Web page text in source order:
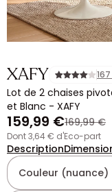
XAFY
Lot de 2 chaises
et Blanc - XAFY
159,99 €169,99 €
dont 3,64 € d'Eco-part
Description
Couleur (nuance)